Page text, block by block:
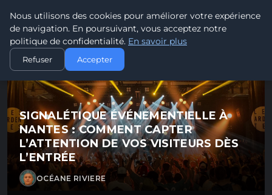
Tramway7 - Blog
Tramway7
Passion Tramway & Transport Urbain
SIGNALÉTIQUE ÉVÉNEMENTIELLE À
NANTES : COMMENT CAPTER
L’ATTENTION DE VOS VISITEURS DÈS
L’ENTRÉE
OCÉANE RIVIERE
Nous utilisons des cookies pour améliorer votre expérience
de navigation. En poursuivant, vous acceptez notre
politique de confidentialité. En savoir plus
Refuser Accepter